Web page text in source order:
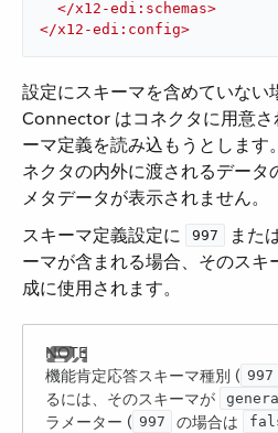
</x12-edi:schemas>
</x12-edi:config>
設定にスキーマを含めていない
Connector はコネクタに用意
ーマ定義を読み込もうとします
ネクタの内外に渡されるデー
メタデータが表示されません。
スキーマ定義設定に ​
997 また
ーマが含まれる場合、そのスキ
成に使用されます。
機能肯定応答スキーマ種別 (​ 997
るには、そのスキーマが ​
ラメーター (​ 997 ​ の場合は ​